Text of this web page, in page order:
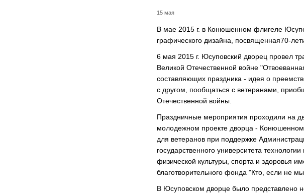
15 мая
В мае 2015 г. в Конюшенном флигеле
графического дизайна, посвященная70-
6 мая 2015 г. Юсуповский дворец провел
Великой Отечественной войне
составляющих праздника - идея о
с другом, пообщаться с ветеранами,
Отечественной войны.
Праздничные мероприятия проходили на
молодежном проекте дворца -
для ветеранов при поддержке
государственного университета
физической культуры, спорта и здоровья
благотворительного фонда "Кто, если не
В Юсуповском дворце было представлено